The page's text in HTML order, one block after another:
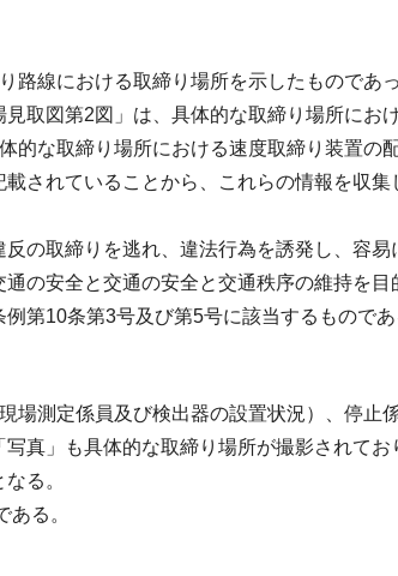
路線における取締り場所を示したものであ
取図第2図」は、具体的な取締り場所にお
的な取締り場所における速度取締り装置の
されていることから、これらの情報を収
の取締りを逃れ、違法行為を誘発し、容
の安全と交通の安全と交通秩序の維持を
第10条第3号及び第5号に該当するものであ
場測定係員及び検出器の設置状況）、停止
真」も具体的な取締り場所が撮影されて
る。
る。